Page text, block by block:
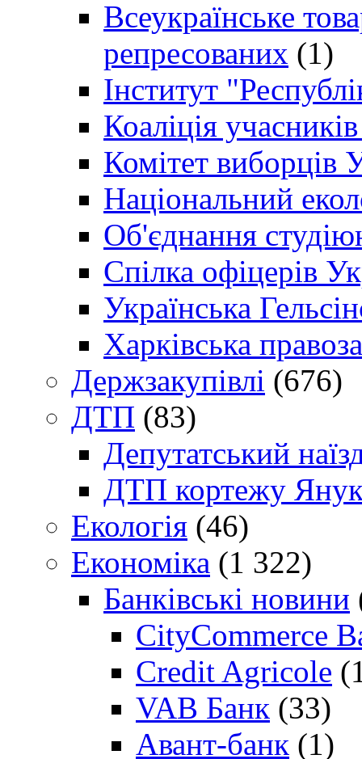
Всеукраїнське
репресованих (1)
Інститут
Коаліція
Комітет виборців
Національний
Об'єднання
Спілка офіцерів
Українська
Харківська
Держзакупівлі (676)
ДТП (83)
Депутатський
ДТП кортежу
Екологія (46)
Економіка (1 322)
Банківські новини
CityCommerce
Credit Agricole
VAB Банк (33)
Авант-банк (1)